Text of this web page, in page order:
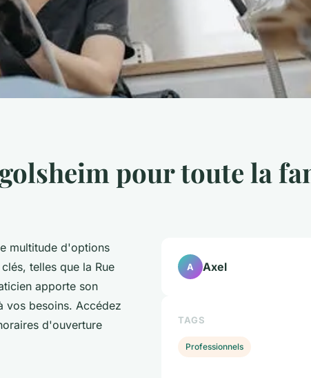
pour toute la
multitude d'options
telles que la Rue
apporte son
vos besoins. Accédez
d'ouverture
A Axel
TAGS
Professionnels